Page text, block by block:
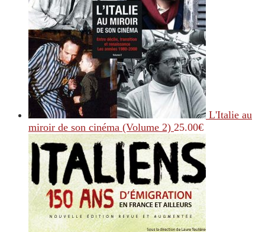
L'Italie au
miroir de son cinéma (Volume 2) 25.00€